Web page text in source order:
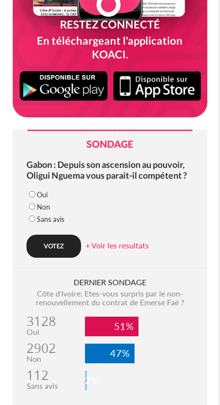
RESTEZ CONNECTÉ
En téléchargeant l'application
KOACI.
SONDAGE
Gabon : Depuis son ascension au pouvoir,
Oligui Nguema vous parait-il compétent ?
Oui
Non
Sans avis
+ Voir les resultats
DERNIER SONDAGE
Côte d'Ivoire: Etes-vous surpris par le non-
renouvellement du contrat de Emerse Faé ?
3128
Oui 51%
2902
Non 47%
112
Sans avis 2%